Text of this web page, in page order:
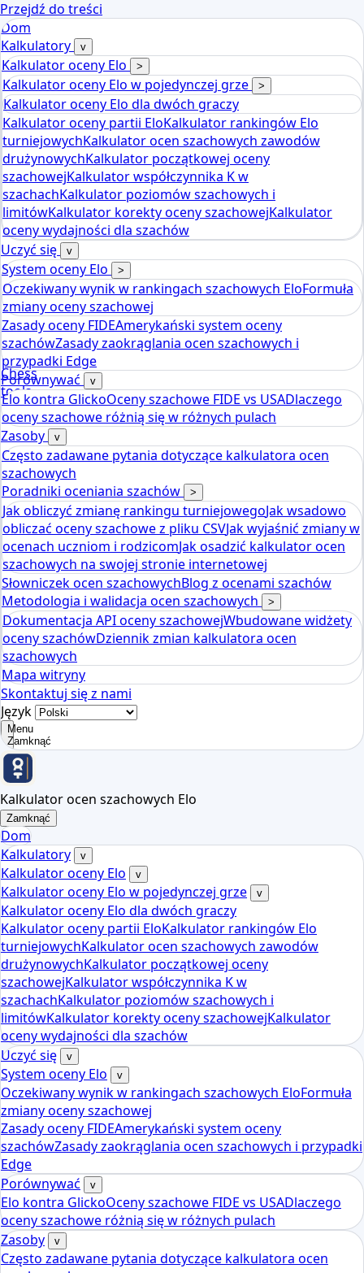
Przejdź do treści
Chess
tools
Kalkulator ocen szachowych Elo
Dom
Kalkulatory
v
Kalkulator oceny Elo >
Kalkulator oceny Elo w pojedynczej grze >
Kalkulator oceny Elo dla dwóch graczy
Kalkulator oceny partii EloKalkulator rankingów Elo
turniejowychKalkulator ocen szachowych zawodów
drużynowychKalkulator początkowej oceny
szachowejKalkulator współczynnika K w
szachachKalkulator poziomów szachowych i
limitówKalkulator korekty oceny szachowejKalkulator
oceny wydajności dla szachów
Uczyć się
v
System oceny Elo >
Oczekiwany wynik w rankingach szachowych EloFormuła
zmiany oceny szachowej
Zasady oceny FIDEAmerykański system oceny
szachówZasady zaokrąglania ocen szachowych i
przypadki Edge
Porównywać
v
Elo kontra GlickoOceny szachowe FIDE vs USADlaczego
oceny szachowe różnią się w różnych pulach
Zasoby
v
Często zadawane pytania dotyczące kalkulatora ocen
szachowych
Poradniki oceniania szachów
>
Jak obliczyć zmianę rankingu turniejowegoJak wsadowo
obliczać oceny szachowe z pliku CSVJak wyjaśnić zmiany w
ocenach uczniom i rodzicomJak osadzić kalkulator ocen
szachowych na swojej stronie internetowej
Słowniczek ocen szachowychBlog z ocenami szachów
Metodologia i walidacja ocen szachowych
>
Dokumentacja API oceny szachowejWbudowane widżety
oceny szachówDziennik zmian kalkulatora ocen
szachowych
Mapa witryny
Skontaktuj się z nami
Język
Menu
Zamknąć
Kalkulator ocen szachowych Elo
Zamknąć
Dom
Kalkulatory
v
Kalkulator oceny Elo v
Kalkulator oceny Elo w pojedynczej grze v
Kalkulator oceny Elo dla dwóch graczy
Kalkulator oceny partii EloKalkulator rankingów Elo
turniejowychKalkulator ocen szachowych zawodów
drużynowychKalkulator początkowej oceny
szachowejKalkulator współczynnika K w
szachachKalkulator poziomów szachowych i
limitówKalkulator korekty oceny szachowejKalkulator
oceny wydajności dla szachów
Uczyć się
v
System oceny Elo v
Oczekiwany wynik w rankingach szachowych EloFormuła
zmiany oceny szachowej
Zasady oceny FIDEAmerykański system oceny
szachówZasady zaokrąglania ocen szachowych i przypadki
Edge
Porównywać
v
Elo kontra GlickoOceny szachowe FIDE vs USADlaczego
oceny szachowe różnią się w różnych pulach
Zasoby
v
Często zadawane pytania dotyczące kalkulatora ocen